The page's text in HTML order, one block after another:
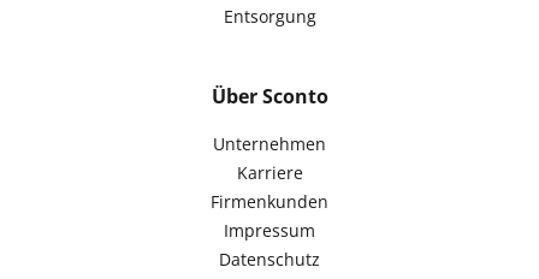
Entsorgung
Über Sconto
Unternehmen
Karriere
Firmenkunden
Impressum
Datenschutz